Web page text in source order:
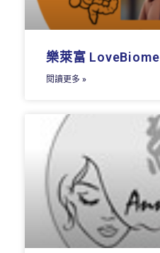
樂萊富 LoveBiome
閱讀更多 »